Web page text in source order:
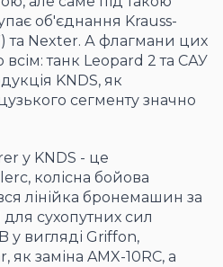
об'єднання Krauss-
та Nexter. А флагмани цих
танк Leopard 2 та САУ
KNDS, як
сегменту значно
у KNDS - це
колісна бойова
лінійка бронемашин за
сухопутних сил
у вигляді Griffon,
заміна AMX-10RC, а